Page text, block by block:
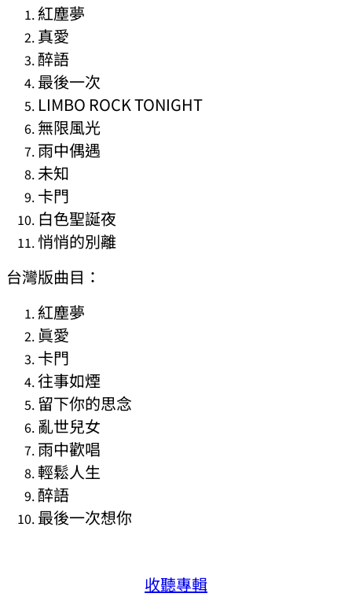
紅塵夢
真愛
醉語
最後一次
LIMBO ROCK TONIGHT
無限風光
雨中偶遇
未知
卡門
白色聖誕夜
悄悄的別離
台灣版曲目：
紅塵夢
眞愛
卡門
往事如煙
留下你的思念
亂世兒女
雨中歡唱
輕鬆人生
醉語
最後一次想你
收聽專輯